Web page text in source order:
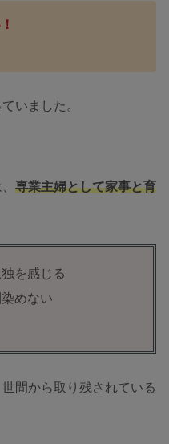
いました。
専業主婦として家事と育
を感じる
めない
間から取り残されている